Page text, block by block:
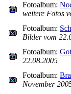
Fotoalbum:
weitere Fotos
Fotoalbum:
Bilder vom
Fotoalbum:
22.08.2005
Fotoalbum:
November